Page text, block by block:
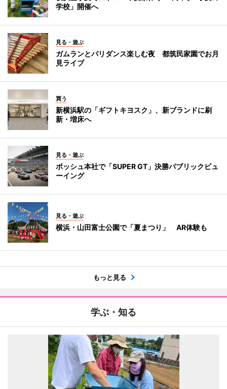
学校」開催へ
見る・遊ぶ
ガムランとバリダンス楽しむ夜 都筑民家園でお月
見ライブ
買う
新横浜駅の「ギフトキヨスク」、新ブランドに刷
新・増床へ
見る・遊ぶ
ボッシュ本社で「SUPER GT」決勝パブリックビュ
ーイング
見る・遊ぶ
横浜・山田富士公園で「夏まつり」 AR体験も
もっと見る
学ぶ・知る